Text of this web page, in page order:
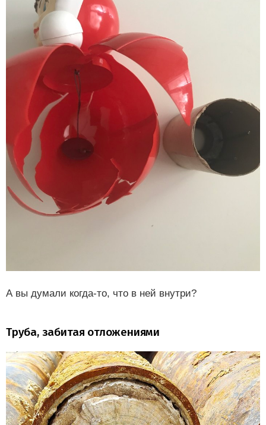
А вы думали когда-то, что в ней внутри?
Труба, забитая отложениями